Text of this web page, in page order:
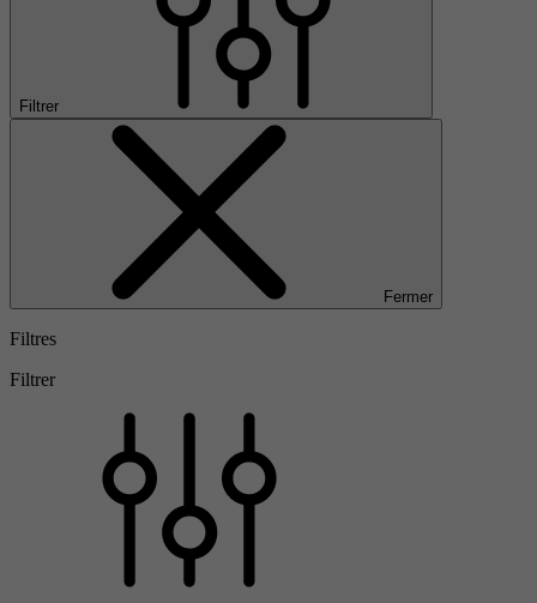
Filtrer
Fermer
Filtres
Filtrer